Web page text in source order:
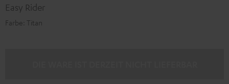
Easy Rider
Farbe: Titan